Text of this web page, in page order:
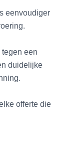
eenvoudiger
een
duidelijke
offerte die